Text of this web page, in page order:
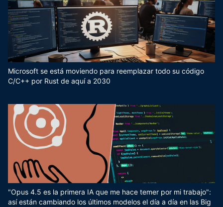
Microsoft se está moviendo para reemplazar todo su código
C/C++ por Rust de aquí a 2030
"Opus 4.5 es la primera IA que me hace temer por mi trabajo":
así están cambiando los últimos modelos el día a día en las Big